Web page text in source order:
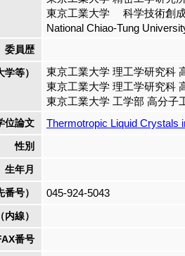
東京工業大学 科学技術創
National Chiao-Tung
委員歴
等）
東京工業大学 理工学研究科
東京工業大学 理工学研究科
東京工業大学 工学部 高分子
位論文 Thermotropic Liquid Crystals
性別
生年月
号） 045-924-5043
線）
番号